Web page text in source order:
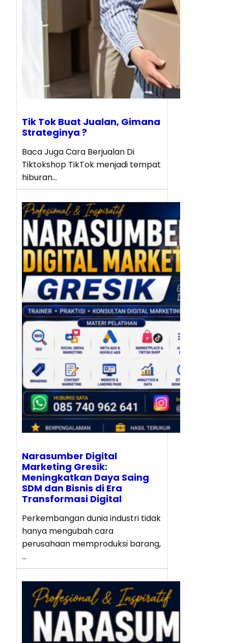
Tik Tok Buat Jualan, Gimana
Strateginya ?
Baca Juga Cara Berjualan Di
Tiktokshop TikTok menjadi tempat
hiburan…
Narasumber Digital
Marketing Gresik:
Meningkatkan Daya Saing
SDM dan Bisnis di Era
Transformasi Digital
Perkembangan dunia industri tidak
hanya mengubah cara
perusahaan memproduksi barang,
…